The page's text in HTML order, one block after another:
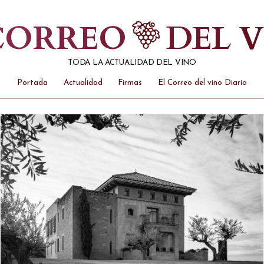
DEL
TODA LA ACTUALIDAD DEL VINO
Portada Actualidad Firmas El Correo del vino Diario